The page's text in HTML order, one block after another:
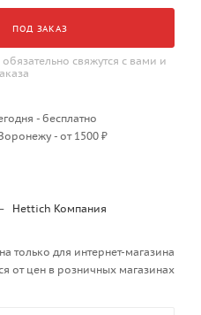
ПОД ЗАКАЗ
свяжутся с вами и
- бесплатно
- от 1500 ₽
Hettich Компания
только для интернет-магазина
от цен в розничных магазинах